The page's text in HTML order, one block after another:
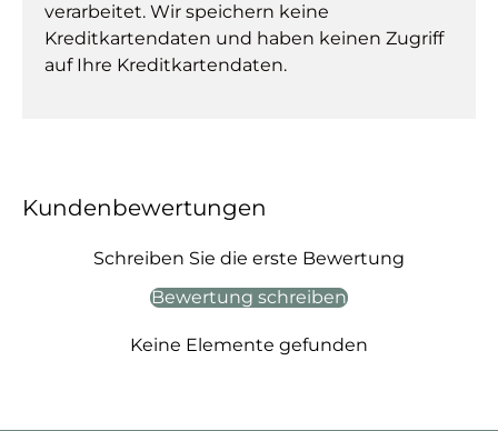
verarbeitet. Wir speichern keine
Kreditkartendaten und haben keinen Zugriff
auf Ihre Kreditkartendaten.
Kundenbewertungen
Schreiben Sie die erste Bewertung
Bewertung schreiben
Keine Elemente gefunden